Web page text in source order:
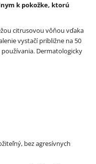
k pokožke, ktorú
citrusovou vôňou vďaka
vystačí približne na 50
Dermatologicky
bez agresívnych